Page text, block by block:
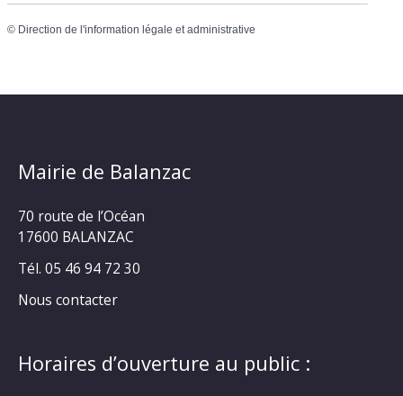
© Direction de l'information légale et administrative
Mairie de Balanzac
70 route de l’Océan
17600 BALANZAC
Tél. 05 46 94 72 30
Nous contacter
Horaires d’ouverture au public :